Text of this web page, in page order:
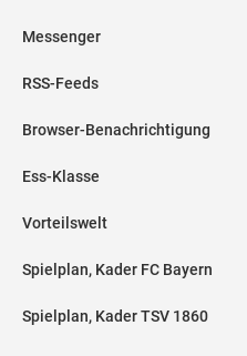
Messenger
RSS-Feeds
Browser-Benachrichtigung
Ess-Klasse
Vorteilswelt
Spielplan, Kader FC Bayern
Spielplan, Kader TSV 1860